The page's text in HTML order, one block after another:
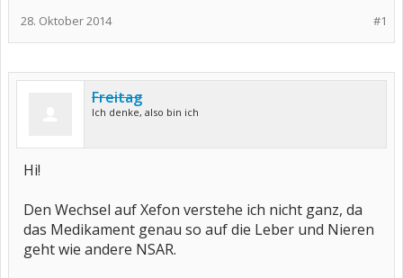
#1
28. Oktober 2014
Freitag
Ich denke, also bin ich
Hi!
Den Wechsel auf Xefon verstehe ich nicht ganz, da
das Medikament genau so auf die Leber und Nieren
geht wie andere NSAR.